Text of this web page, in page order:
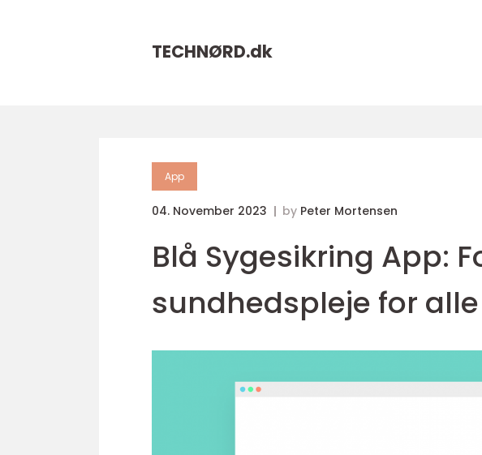
TECHNØRD.dk
App
04. November 2023 by Peter Mortensen
Blå Sygesikring App:
sundhedspleje for alle